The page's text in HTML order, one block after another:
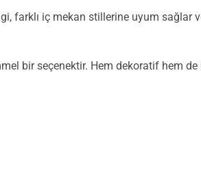
farklı iç mekan stillerine uyum sağlar
bir seçenektir. Hem dekoratif hem de